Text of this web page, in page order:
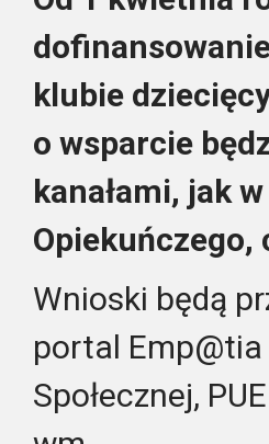
klubie
o wsparcie
kanałami, jak
Opiekuńczego,
Wnioski będą
portal
Społecznej,